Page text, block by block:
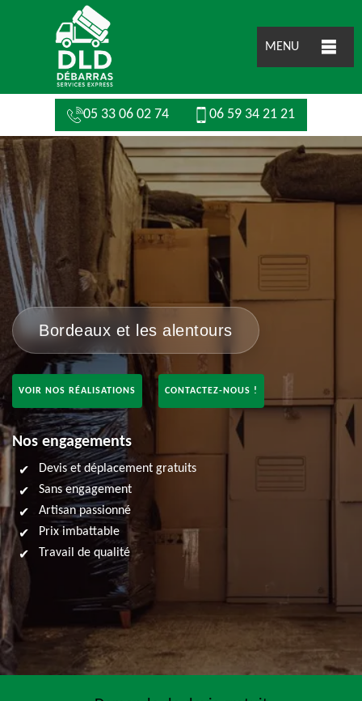
MENU
05 33 06 02 74 06 59 34 21 21
Bordeaux et les alentours
VOIR NOS RÉALISATIONS CONTACTEZ-NOUS !
Nos engagements
Devis et déplacement gratuits
Sans engagement
Artisan passionné
Prix imbattable
Travail de qualité